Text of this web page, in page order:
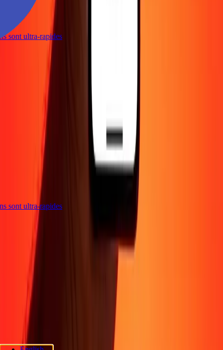
sont ultra-rapides
sont ultra-rapides
Entreprise
À proposBlog Devenir agent
Transfert d'argent international
Politique de confidentialité
Avis sur les cookies
générales
Centre d'aide
d'accessibilité
Services Rapide Chèque
Rapide ChèquePolitique de confidentialité Rapide Chèque